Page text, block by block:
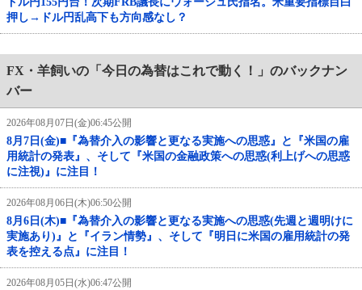
押し→ドル円乱高下も方向感なし？
FX・羊飼いの「今日の為替はこれで動く！」のバックナン
バー
2026年08月07日(金)06:45公開
8月7日(金)■『為替介入の影響と更なる実施への思惑』と『米国の雇
用統計の発表』、そして『米国の金融政策への思惑(利上げへの思惑
に注視)』に注目！
2026年08月06日(木)06:50公開
8月6日(木)■『為替介入の影響と更なる実施への思惑(先週と週明けに
実施あり)』と『イラン情勢』、そして『明日に米国の雇用統計の発
表を控える点』に注目！
2026年08月05日(水)06:47公開